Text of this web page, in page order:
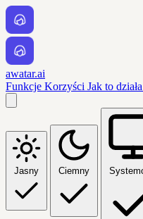
awatar.ai
Funkcje Korzyści Jak to działa
Jasny Ciemny